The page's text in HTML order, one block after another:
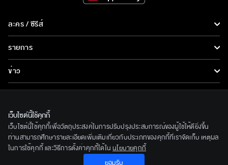
ละคร / ซีรีส์
ซีรีส์นานาชาติ
การ์ตูน & เกม
รายการ
ข่าว
ข่าวประชาสัมพันธ์
ทีวีออนไลน์
เกี่ยวกับเรา
BEC World
รู้จักเรา
ติดตามเราได้ที่
เว็บไซต์นี้ใช้คุกกี้
เว็บไซต์นี้ใช้คุกกี้เพื่อวัตถุประสงค์ในการปรับปรุงประสบการณ์ของผู้ใช้ให้ดียิ่งขึ้น
ท่านสามารถศึกษารายละเอียดเพิ่มเติมเกี่ยวกับประเภทของคุกกี้ที่เราจัดเก็บ เหตุผล
ในการใช้คุกกี้ และวิธีการตั้งค่าคุกกี้ได้ใน นโยบายคุกกี้
ยอมรับ